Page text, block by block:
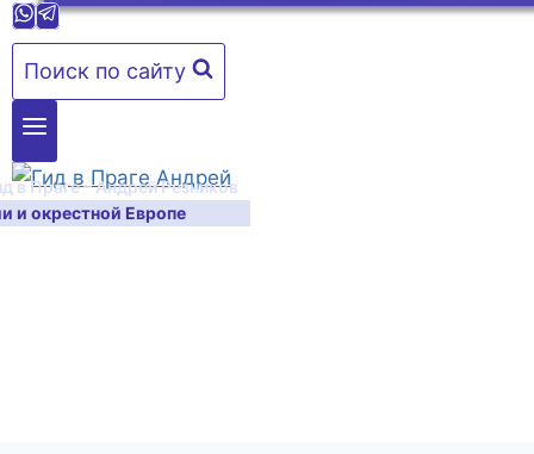
Поиск по сайту
в Праге – Андрей Резников
и окрестной Европе